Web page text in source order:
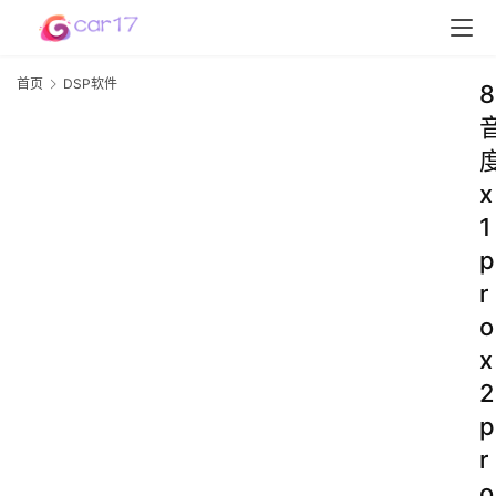
首页 DSP软件
8
x
1
p
r
o
x
2
p
r